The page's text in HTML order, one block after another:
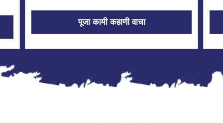
पूजा कामी कहाणी वाचा